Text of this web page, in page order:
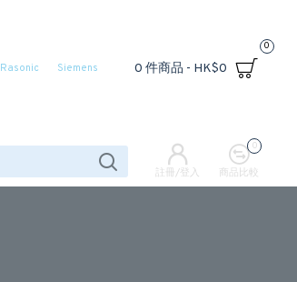
Rasonic Siemens 0 件商品 - HK$0
0
註冊/登入 商品比較
0